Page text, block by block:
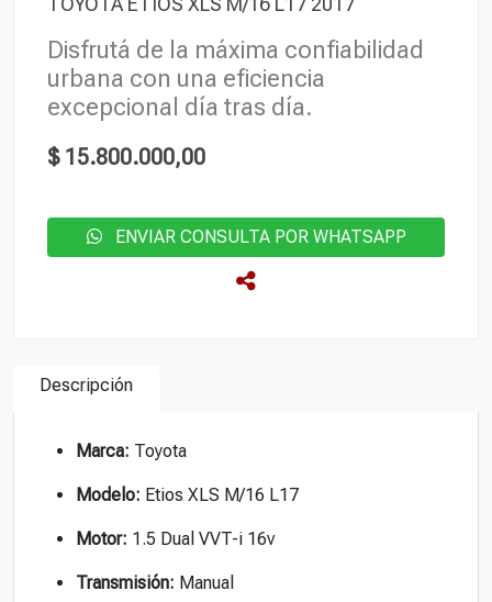
Disfrutá de la máxima confiabilidad
urbana con una eficiencia
excepcional día tras día.
$ 15.800.000,00
ENVIAR CONSULTA POR WHATSAPP
Descripción
Marca: Toyota
Modelo: Etios XLS M/16 L17
Motor: 1.5 Dual VVT-i 16v
Transmisión: Manual